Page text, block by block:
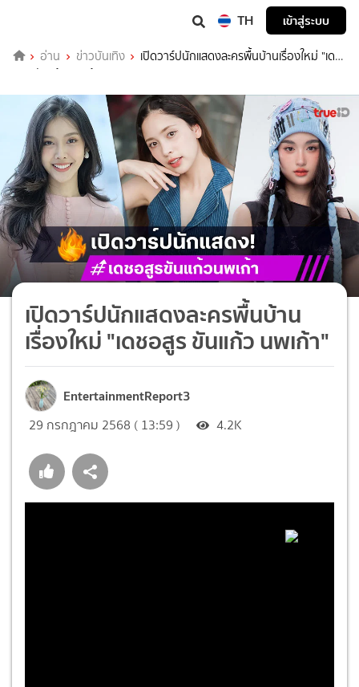
TH เข้าสู่ระบบ
อ่าน ข่าวบันเทิง
เปิดวาร์ปนักแสดงละครพื้นบ้านเรื่องใหม่ "เดช
อสูร ขันแก้ว นพเก้า"
เปิดวาร์ปนักแสดงละครพื้นบ้าน
เรื่องใหม่ "เดชอสูร ขันแก้ว นพเก้า"
EntertainmentReport3
29 กรกฎาคม 2568 ( 13:59 ) 4.2K